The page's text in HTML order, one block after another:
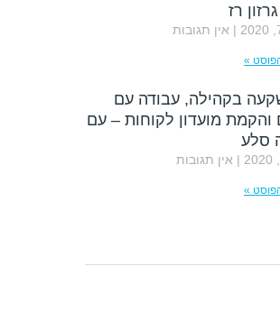
רז
אין תגובות
»
בקהילה, עבודה עם
והקמת מועדון לקוחות – עם
סלע
אין תגובות
»